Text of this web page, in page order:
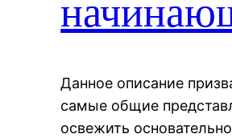
Данное описание
самые общие
освежить